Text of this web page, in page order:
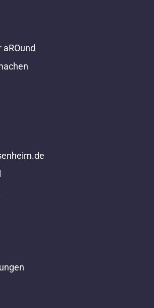
aROund